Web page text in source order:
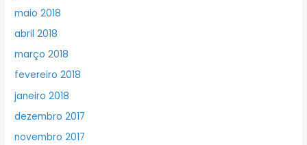
maio 2018
abril 2018
março 2018
fevereiro 2018
janeiro 2018
dezembro 2017
novembro 2017